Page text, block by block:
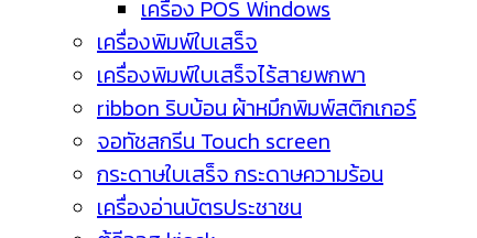
เครื่อง POS Windows
เครื่องพิมพ์ใบเสร็จ
เครื่องพิมพ์ใบเสร็จไร้สายพกพา
ribbon ริบบ้อน ผ้าหมึกพิมพ์สติกเกอร์
จอทัชสกรีน Touch screen
กระดาษใบเสร็จ กระดาษความร้อน
เครื่องอ่านบัตรประชาชน